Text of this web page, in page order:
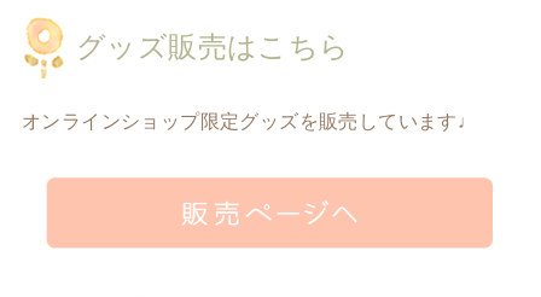
グッズ販売はこちら
オンラインショップ限定グッズを販売しています♩